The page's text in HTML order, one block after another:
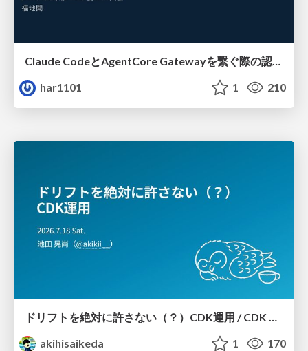
har1101
1 210
ドリフトを絶対に許さない（？）CDK運用 / CDK Ops with Zero Tolerance for Drifts (?)
akihisaikeda
1 170